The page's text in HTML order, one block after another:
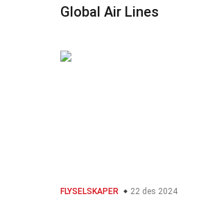
Global Air Lines
FLYSELSKAPER 22 des 2024